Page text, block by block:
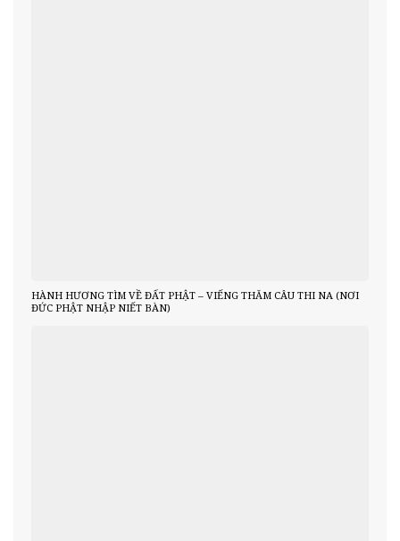
HÀNH HƯƠNG TÌM VỀ ĐẤT PHẬT – VIẾNG THĂM CÂU THI NA (NƠI
ĐỨC PHẬT NHẬP NIẾT BÀN)